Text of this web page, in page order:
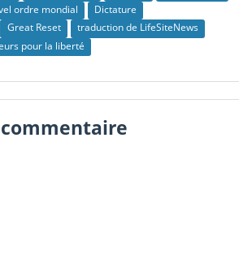
ordre mondial
Dictature
Great Reset
traduction de LifeSiteNews
pour la liberté
commentaire